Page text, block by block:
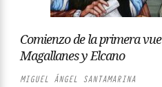
Comienzo de la primera
Magallanes y Elcano
MIGUEL ÁNGEL SANTAMARINA